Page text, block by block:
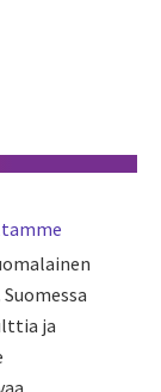
Print
ja